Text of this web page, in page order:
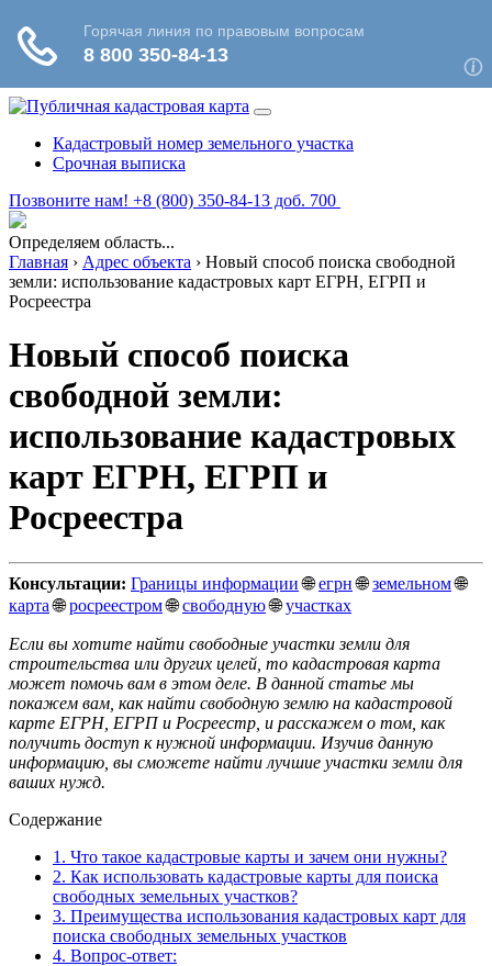
Кадастровый номер земельного участка
Срочная выписка
Позвоните нам! +8 (800) 350-84-13 доб. 700
Определяем область...
Главная › Адрес объекта › Новый способ поиска свободной
земли: использование кадастровых карт ЕГРН, ЕГРП и
Росреестра
Новый способ поиска
свободной земли:
использование кадастровых
карт ЕГРН, ЕГРП и
Росреестра
Консультации: Границы информации🌐егрн🌐земельном🌐
карта🌐росреестром🌐свободную🌐участках
Если вы хотите найти свободные участки земли для
строительства или других целей, то кадастровая карта
может помочь вам в этом деле. В данной статье мы
покажем вам, как найти свободную землю на кадастровой
карте ЕГРН, ЕГРП и Росреестр, и расскажем о том, как
получить доступ к нужной информации. Изучив данную
информацию, вы сможете найти лучшие участки земли для
ваших нужд.
Содержание
1. Что такое кадастровые карты и зачем они нужны?
2. Как использовать кадастровые карты для поиска
свободных земельных участков?
3. Преимущества использования кадастровых карт для
поиска свободных земельных участков
4. Вопрос-ответ: